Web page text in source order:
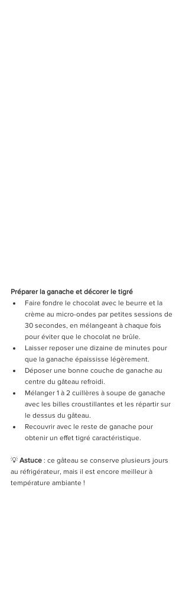
Préparer la ganache et décorer le tigré
Faire fondre le chocolat avec le beurre et la
crème au micro-ondes par petites sessions de
30 secondes, en mélangeant à chaque fois
pour éviter que le chocolat ne brûle.
Laisser reposer une dizaine de minutes pour
que la ganache épaississe légèrement.
Déposer une bonne couche de ganache au
centre du gâteau refroidi.
Mélanger 1 à 2 cuillères à soupe de ganache
avec les billes croustillantes et les répartir sur
le dessus du gâteau.
Recouvrir avec le reste de ganache pour
obtenir un effet tigré caractéristique.
💡 Astuce : ce gâteau se conserve plusieurs jours
au réfrigérateur, mais il est encore meilleur à
température ambiante !